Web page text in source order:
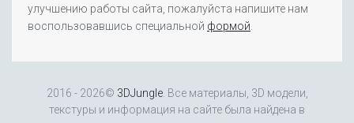
улучшению работы сайта, пожалуйста напишите нам
воспользовавшись специальной формой
2016 - 2026© 3DJungle. Все материалы, 3D модели,
текстуры и информация на сайте была найдена в